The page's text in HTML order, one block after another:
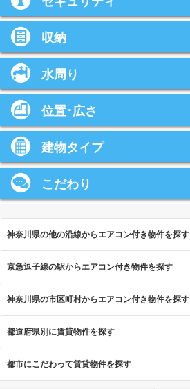
収納
水周り
位置･広さ
建物タイプ
こだわり
神奈川県の他の沿線からエアコン付き物件を探す
京急逗子線の駅からエアコン付き物件を探す
神奈川県の市区町村からエアコン付き物件を探す
都道府県別に賃貸物件を探す
都市にこだわって賃貸物件を探す